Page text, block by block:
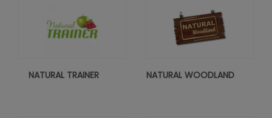
NATURAL TRAINER NATURAL WOODLAND